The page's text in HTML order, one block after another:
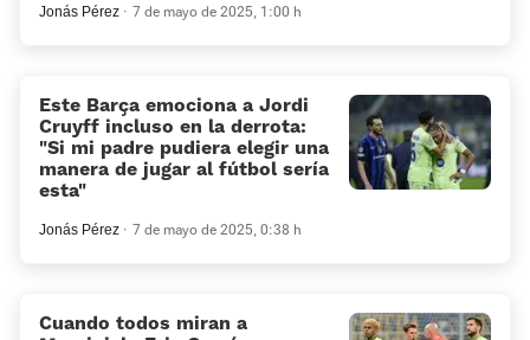
Jonás Pérez 7 de mayo de 2025, 1:00 h
Este Barça emociona a Jordi
Cruyff incluso en la derrota:
“Si mi padre pudiera elegir una
manera de jugar al fútbol sería
esta”
Jonás Pérez 7 de mayo de 2025, 0:38 h
Cuando todos miran a